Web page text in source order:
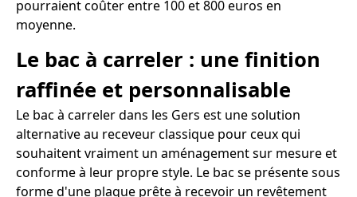
pourraient coûter entre 100 et 800 euros en
moyenne.
Le bac à carreler : une finition
raffinée et personnalisable
Le bac à carreler dans les Gers est une solution
alternative au receveur classique pour ceux qui
souhaitent vraiment un aménagement sur mesure et
conforme à leur propre style. Le bac se présente sous
forme d'une plaque prête à recevoir un revêtement